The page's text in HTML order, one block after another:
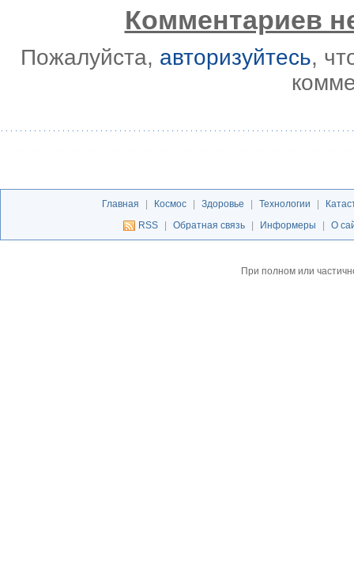
Комментариев
Пожалуйста, авторизуйтесь,
Главная Космос Здоровье Технологии
RSS
Обратная связь Информеры О
При полном или